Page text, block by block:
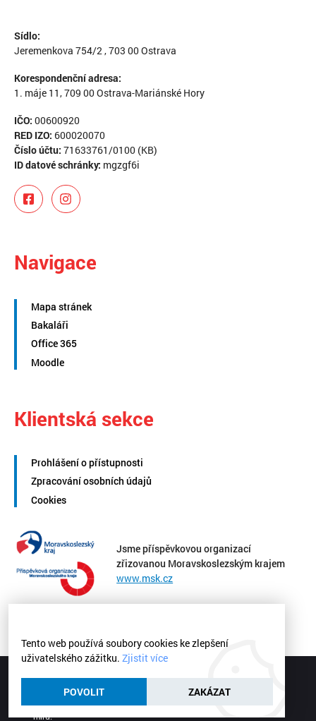
Sídlo:
Jeremenkova 754/2 , 703 00 Ostrava
Korespondenční adresa:
1. máje 11, 709 00 Ostrava-Mariánské Hory
IČO: 00600920
RED IZO: 600020070
Číslo účtu: 71633761/0100 (KB)
ID datové schránky: mgzgf6i
Navigace
Mapa stránek
Bakaláři
Office 365
Moodle
Klientská sekce
Prohlášení o přístupnosti
Zpracování osobních údajů
Cookies
Jsme příspěvkovou organizací
zřizovanou Moravskoslezským krajem
www.msk.cz
Ostrava | © 2026
Webové stránkyvytvořiloPoski.com.Tvorba webových stránekna
míru.
Tento web používá soubory cookies ke zlepšení
uživatelského zážitku. Zjistit více
ZAKÁZAT
POVOLIT